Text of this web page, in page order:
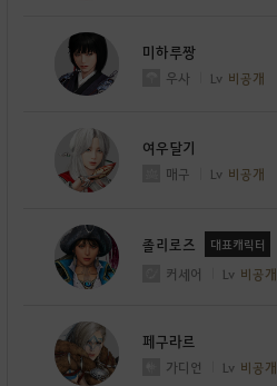
미하루짱
우사 Lv 비공개
여우달기
매구 Lv 비공개
졸리로즈 대표캐릭터
커세어 Lv 비공개
페구라르
가디언 Lv 비공개